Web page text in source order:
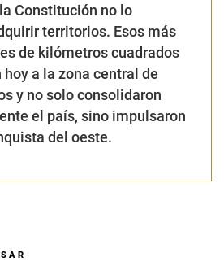
Constitución no lo
territorios. Esos más
de kilómetros cuadrados
a la zona central de
y no solo consolidaron
el país, sino impulsaron
del oeste.